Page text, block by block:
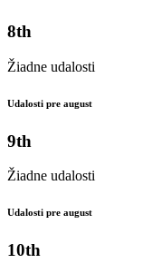
8th
Žiadne udalosti
Udalosti pre august
9th
Žiadne udalosti
Udalosti pre august
10th